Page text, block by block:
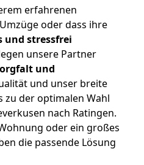
erfahrenen
oder dass ihre
und stressfrei
unsere Partner
und
und unser breite
zu der optimalen Wahl
nach Ratingen.
oder ein großes
die passende Lösung